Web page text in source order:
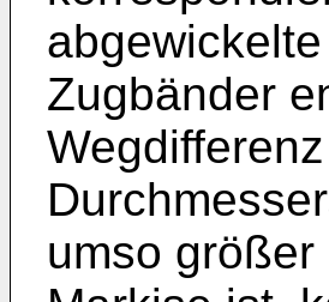
Zugbänder
umso